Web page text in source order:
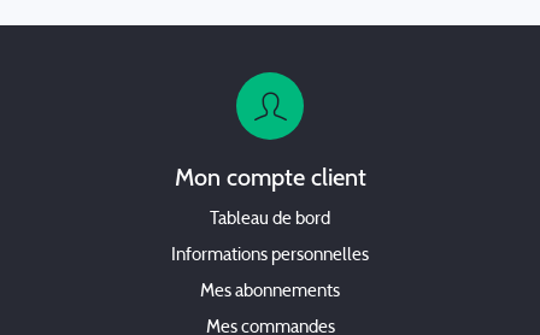
Mon compte client
Tableau de bord
Informations personnelles
Mes abonnements
Mes commandes